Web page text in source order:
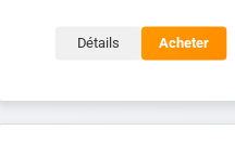
Détails Acheter